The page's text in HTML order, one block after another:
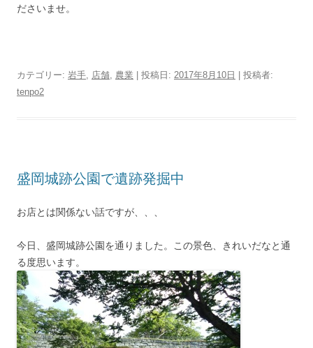
ださいませ。
カテゴリー: 岩手, 店舗, 農業 | 投稿日: 2017年8月10日
投稿者:
tenpo2
盛岡城跡公園で遺跡発掘中
お店とは関係ない話ですが、、、
今日、盛岡城跡公園を通りました。この景色、きれいだなと通
る度思います。